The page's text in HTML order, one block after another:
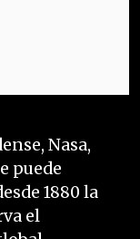
Nasa,
puede
1880 la
el